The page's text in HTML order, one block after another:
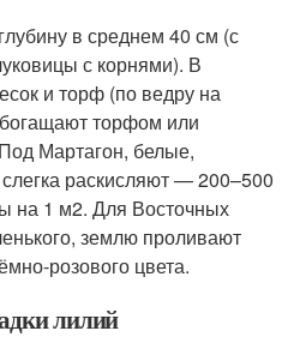
в среднем 40 см (с
с корнями). В
и торф (по ведру на
торфом или
Мартагон, белые,
раскисляют — 200–500
на 1 м2. Для Восточных
землю проливают
розового цвета.
лилий